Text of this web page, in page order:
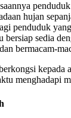
hujan
penduduk
bersiap sedia
bermacam-
kepada
menghadapi